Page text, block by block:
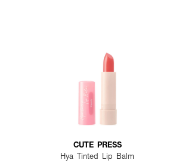
CUTE PRESS
Hya Tinted Lip Balm